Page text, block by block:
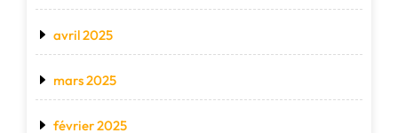
avril 2025
mars 2025
février 2025